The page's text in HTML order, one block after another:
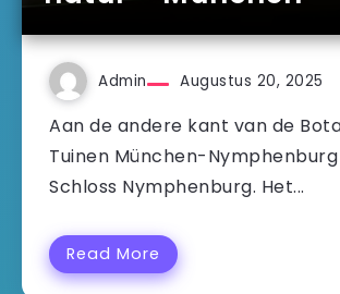
Admin Augustus 20, 2025
Aan de andere kant van de
Tuinen München-
Schloss Nymphenburg. Het...
Read More